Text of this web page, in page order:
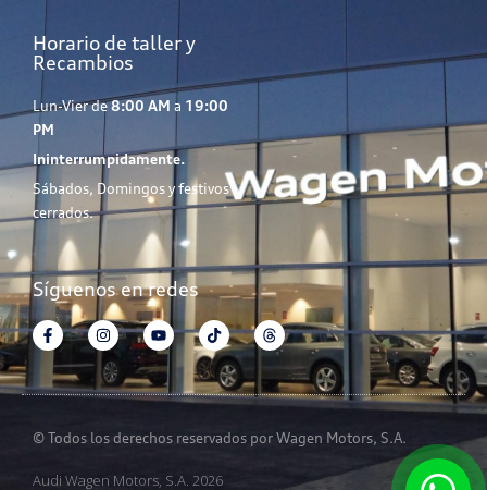
Horario de taller y
Recambios
Lun-Vier de8:00 AM a 19:00
PM
Ininterrumpidamente.
Sábados, Domingos y festivos
cerrados.
Síguenos en redes
© Todos los derechos reservados por Wagen Motors, S.A.
Audi Wagen Motors, S.A. 2026